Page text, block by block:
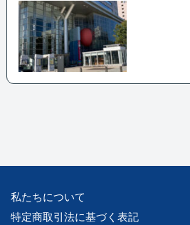
私たちについて
特定商取引法に基づく表記